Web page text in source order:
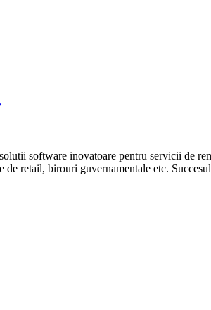
software inovatoare pentru servicii de
retail, birouri guvernamentale etc.